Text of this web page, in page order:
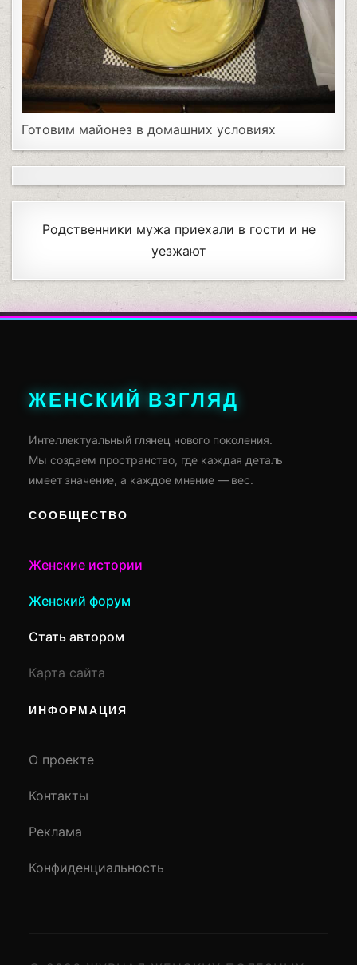
Готовим майонез в домашних условиях
Родственники мужа приехали в гости и не
уезжают
ЖЕНСКИЙ ВЗГЛЯД
Интеллектуальный глянец нового поколения.
Мы создаем пространство, где каждая деталь
имеет значение, а каждое мнение — вес.
СООБЩЕСТВО
Женские истории
Женский форум
Стать автором
Карта сайта
ИНФОРМАЦИЯ
О проекте
Контакты
Реклама
Конфиденциальность